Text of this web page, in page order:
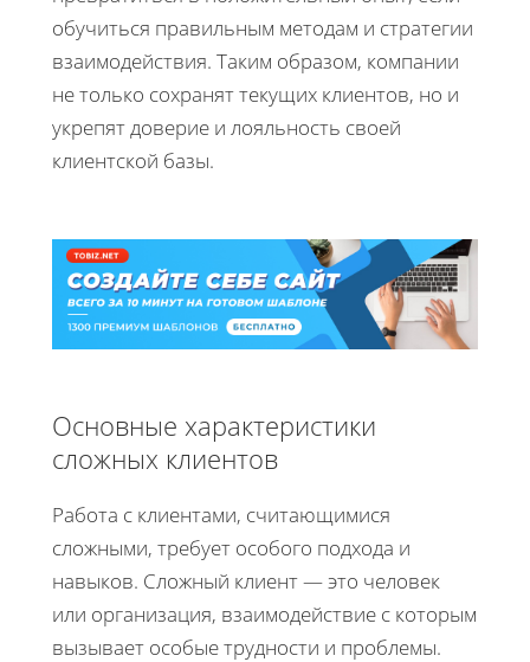
обучиться правильным методам и стратегии
взаимодействия. Таким образом, компании
не только сохранят текущих клиентов, но и
укрепят доверие и лояльность своей
клиентской базы.
Основные характеристики
сложных клиентов
Работа с клиентами, считающимися
сложными, требует особого подхода и
навыков. Сложный клиент — это человек
или организация, взаимодействие с которым
вызывает особые трудности и проблемы.